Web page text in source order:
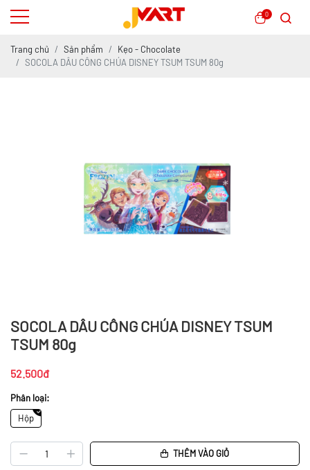
0
Trang chủ Sản phẩm
Kẹo - Chocolate
SOCOLA DÂU CÔNG CHÚA DISNEY TSUM TSUM 80g
SOCOLA DÂU CÔNG CHÚA DISNEY TSUM
TSUM 80g
52.500đ
Phân loại:
Hộp
THÊM VÀO GIỎ